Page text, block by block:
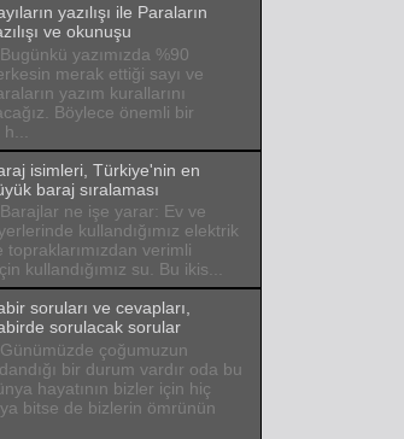
yazılışı ile Paraların
ve okunuşu
yazımızda %90
merak ettiği sayı ve
yazım kurallarını
Böylece önemli bir
isimleri, Türkiye'nin en
baraj sıralaması
ne işe yarar: Ev ve
kullandığımız elektrik
topraklarımızdan verimli
kullandığımız su. Bu ikis...
soruları ve cevapları,
sorulacak sorular
çoğumuzun
bir durum vardır oda bu
hayatının bizler için hiç
bitse de bizlerin ömrünün